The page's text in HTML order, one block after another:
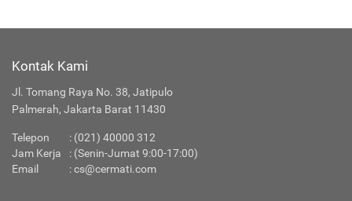
Kontak Kami
Jl. Tomang Raya No. 38, Jatipulo
Palmerah, Jakarta Barat 11430
Telepon : (021) 40000 312
Jam Kerja
: (Senin-Jumat 9:00-17:00)
Email
:cs@cermati.com